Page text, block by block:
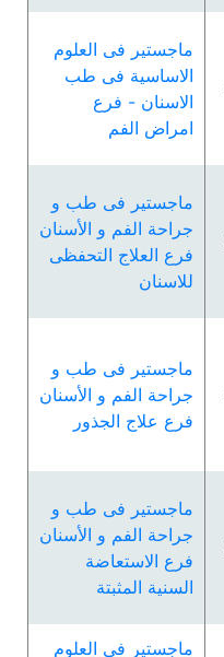
ماجستير فى العلوم
الاساسية فى طب
الاسنان - فرع
امراض الفم
ماجستير فى طب و
جراحة الفم و الأسنان
فرع العلاج التحفظى
للاسنان
ماجستير فى طب و
جراحة الفم و الأسنان
فرع علاج الجذور
ماجستير فى طب و
جراحة الفم و الأسنان
فرع الاستعاضة
السنية المثبتة
ماجستير في العلوم